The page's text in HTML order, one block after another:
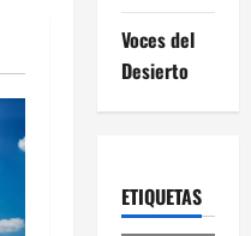
Voces del
Desierto
ETIQUETAS